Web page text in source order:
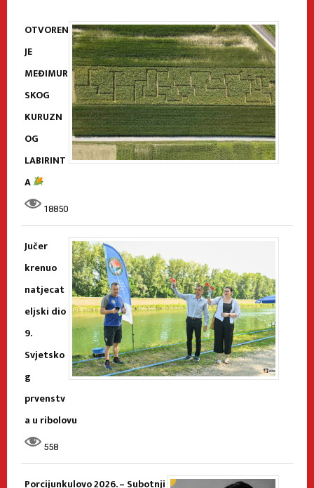
OTVOREN
JE
MEĐIMUR
SKOG
KURUZN
OG
LABIRINT
A
18850
Jučer
krenuo
natjecat
eljski dio
9.
Svjetsko
g
prvenstv
a u ribolovu
558
Porcijunkulovo 2026. – Subotnji